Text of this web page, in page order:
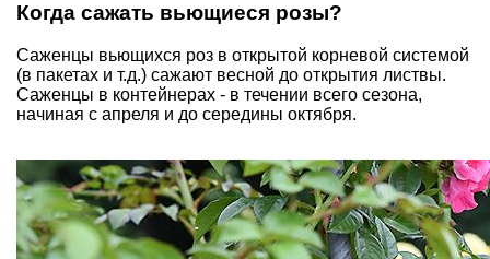
Когда сажать вьющиеся розы?
Саженцы вьющихся роз в открытой корневой системой
(в пакетах и т.д.) сажают весной до открытия листвы.
Саженцы в контейнерах - в течении всего сезона,
начиная с апреля и до середины октября.